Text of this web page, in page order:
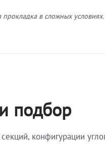
в сложных условиях.
подбор
конфигурации